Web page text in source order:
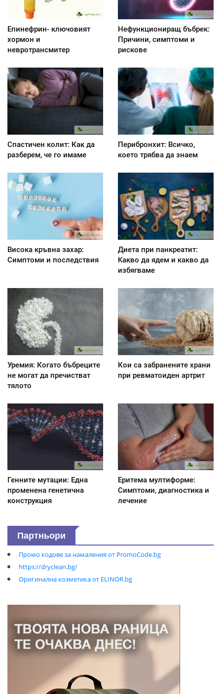
Епинефрин- ключовият
хормон и
невротрансмитер
Нефункциониращ бъбрек:
Причини, симптоми и
рискове
Спастичен колит: Как да
разберем, че го имаме
Перибронхит: Всичко,
което трябва да знаем
Висока кръвна захар:
Симптоми и последствия
Диета при панкреатит:
Kакво да ядем и какво да
избягваме
Уремия: Когато бъбреците
не могат да пречистват
тялото
Кои са забранените храни
при ревматоиден артрит
Генните мутации: Една
променена генетична
конструкция
Еритема мултиформе:
Симптоми, диагностика и
лечение
Партньори
Промо кодове за намаления от PromoCode.bg
https://dryclean.bg/
Оригинална козметика от ELINOR.bg